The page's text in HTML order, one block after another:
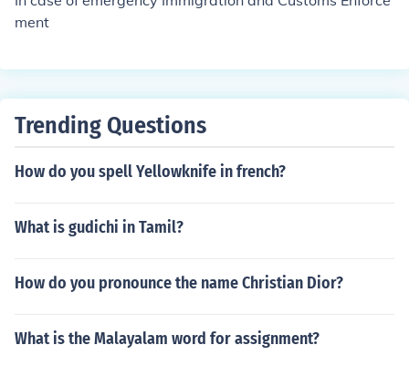
ment
Trending Questions
How do you spell Yellowknife in french?
What is gudichi in Tamil?
How do you pronounce the name Christian Dior?
What is the Malayalam word for assignment?